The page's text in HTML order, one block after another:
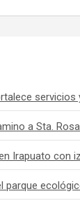
servicios
a Sta.
Irapuato con
parque